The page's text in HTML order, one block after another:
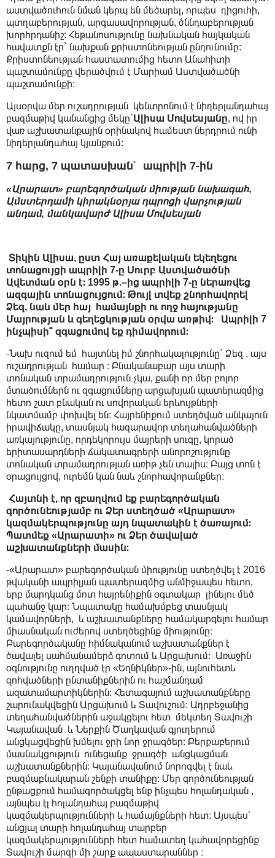
աստվածուհուն նման կերպ են մեծարել, որպես դիցուհի,
պտղաբերության, արգասավորության, ծննդաբերության
խորհրդանիշ: Հեթանոսությունը նախնական հայկական
հավատքն էր` նախքան քրիստոնեության ընդունումը:
Քրիստոնեության հաստատումից հետո Անահիտի
պաշտամունքը վերածվում է Մարիամ Աստվածածնի
պաշտամունքի։
Այսօրվա մեր ուշադրության կենտրոնում է նիդերլանդահայ
բազմաթիվ կանանցից մեկը`Ալիսա Մովսեսյանը, ով իր
վառ աշխատանքային օրինակով համեստ ներդրում ունի
նիդերլանդահայ կյանքում:
7 հարց, 7 պատասխան՝ ապրիլի 7-ին
«Արարատ» բարեգործական միության նախագահ,
Ամստերդամի կիրակնօրյա դպրոցի վարչության
անդամ, մանկավարժ Ալիսա Մովսեսյան
Տիկին Ալիսա, ըստ Հայ առաքելական եկեղեցու
տոնացույցի ապրիլի 7-ը Սուրբ Աստվածածնի
Ավետման օրն է։ 1995 թ.–ից ապրիլի 7-ը ներառվեց
ազգային տոնացույցում։ Թույլ տվեք շնորհավորել
Ձեզ, նաև մեր հայ համայնքի ու ողջ հայությանը
Մայրության և գեղեցկության օրվա առթիվ։ Ապրիլի 7
ինչպիսի՞ զգացումով եք դիմավորում։
-Նախ ուզում եմ հայտնել իմ շնորհակալությունը` Ձեզ , այս
ուշադրության համար ։ Բնականաբար այս տարի
տոնական տրամադրություն չկա, քանի որ մեր բոլոր
մտածումներն ու զգացումները արցախյան պատերազմից
հետո շատ բնական ու սովորական երևույթների
նկատմամբ փոխվել են։ Հայրենիքում ստեղծված անկայուն
իրավիճակը, տասնյակ հազարավոր տեղահանվածների
առկայությունը, որդեկորույս մայրերի սուգը, կորած
երիտասարդների ճակատագրերի անորոշությունը
տոնական տրամադրության առիթ չեն տալիս։ Բայց տոն է
օրացույցով, ուրեմն կան նաև շնորհավորանքներ։
Հայտնի է, որ զբաղվում եք բարեգործական
գործունեությամբ ու Ձեր ստեղծած «Արարատ»
կազմակերպությունը այդ նպատակին է ծառայում։
Պատմեք «Արարատի» ու Ձեր ծավալած
աշխատանքների մասին։
-«Արարատ» բարեգործական միությունը ստեղծվել է 2016
թվականի ապրիլյան պատերազմից անմիջապես հետո,
երբ մարդկանց մոտ հայրենիքին օգտակար լինելու մեծ
պահանջ կար։ Նպատակը համախմբեց տասնյակ
կամավորների, և աշխատանքները համակարգելու համար
միասնական ուժերով ստեղծեցինք միությունը։
Բարեգործականը հիմնականում աշխատանքներ է
ծավալել սահմանամերձ գոտում և Արցախում։ Առաջին
օգնությունը ուղղված էր «Եղնիկներ»-ին, այնուհետև
զոհվածների ընտանիքներին ու հաշմանդամ
ազատամարտիկներին։ Հետագայում աշխատանքները
շարունակվեցին Արցախում և Տավուշում։ Ադրբեջանից
տեղահանվածներին աջակցելու հետ մեկտեղ Տավուշի
Կայանավան և Ներքին Ծաղկավան գյուղերում
անցկացվեցին խմելու ջրի նոր ջրագծեր։ Բերքաբերում
մասնակցություն ունեցանք ջրագծի անցկացման
աշխատանքներին։ Կայանավանում նորոգվել է նաև
բազմաբնակարան շենքի տանիքը։ Մեր գործունեության
ընթացքում համագործակցել ենք ինչպես հոլանդական ,
այնպես էլ հոլանդահայ բազմաթիվ
կազմակերպությունների և համայնքների հետ։ Այսպես՝
անցյալ տարի հոլանդահայ տարբեր
կազմակերպությունների հետ համատեղ կահավորեցինք
Տավուշի մարզի մի շարք ապաստարաններ ։